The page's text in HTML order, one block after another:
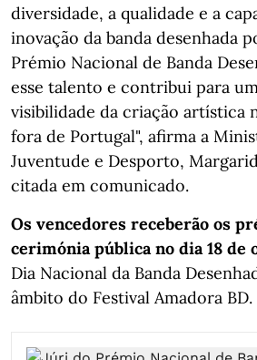
diversidade, a qualidade e a
inovação da banda desenhada
Prémio Nacional de Banda
esse talento e contribui para
visibilidade da criação artística
fora de Portugal", afirma a
Juventude e Desporto,
citada em comunicado.
Os vencedores receberão os
cerimónia pública no dia 18 de
Dia Nacional da Banda
âmbito do Festival Amadora BD.